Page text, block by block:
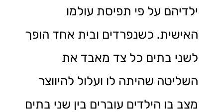
ילדיהם על פי תפיסת עולמו
האישית. כשנפרדים ובית אחד הופך
לשני בתים כל צד מאבד את
השליטה שהיתה לו ועלול להיווצר
מצב בו הילדים עוברים בין שני בתים